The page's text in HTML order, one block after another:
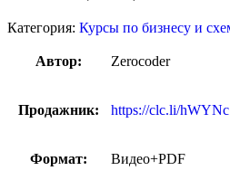
Категория: Курсы по бизнесу и
Автор: Zerocoder
Продажник: https://clc.li/hWYNc
Формат: Видео+PDF